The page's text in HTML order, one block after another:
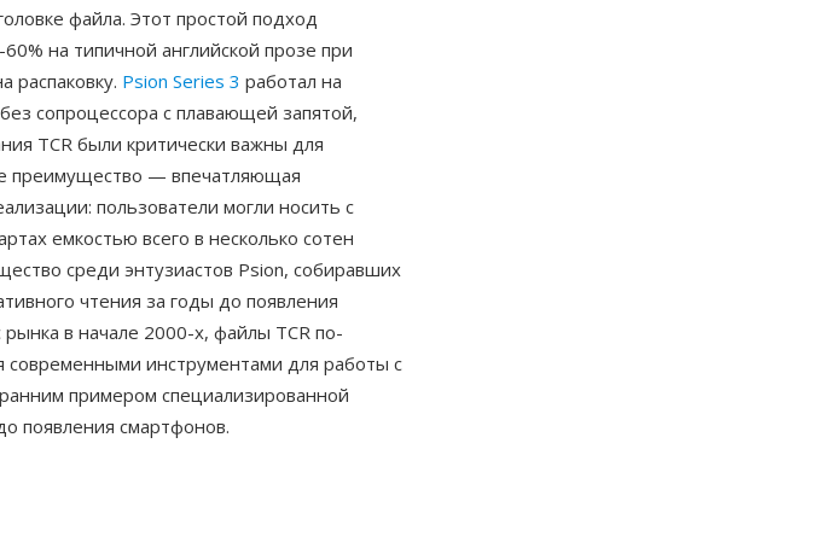
файла. Этот простой подход
на типичной английской прозе при
распаковку. Psion Series 3 работал на
сопроцессора с плавающей запятой,
TCR были критически важны для
преимущество — впечатляющая
пользователи могли носить с
емкостью всего в несколько сотен
среди энтузиастов Psion, собиравших
чтения за годы до появления
в начале 2000-х, файлы TCR по-
инструментами для работы с
примером специализированной
появления смартфонов.